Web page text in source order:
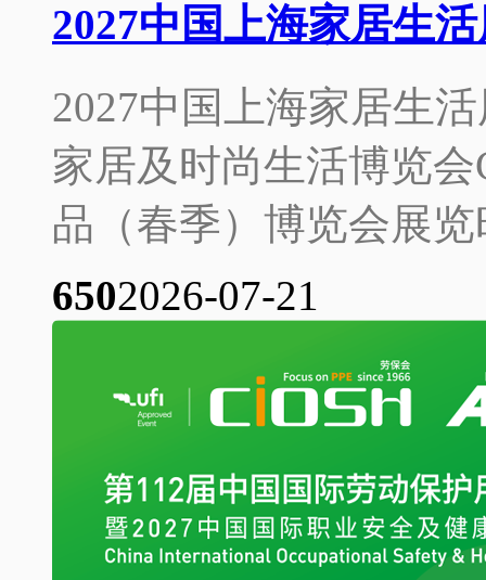
2027中国上海家居生
2027中国上海家居生
家居及时尚生活博览
品（春季）博览会展览
6502026-07-21